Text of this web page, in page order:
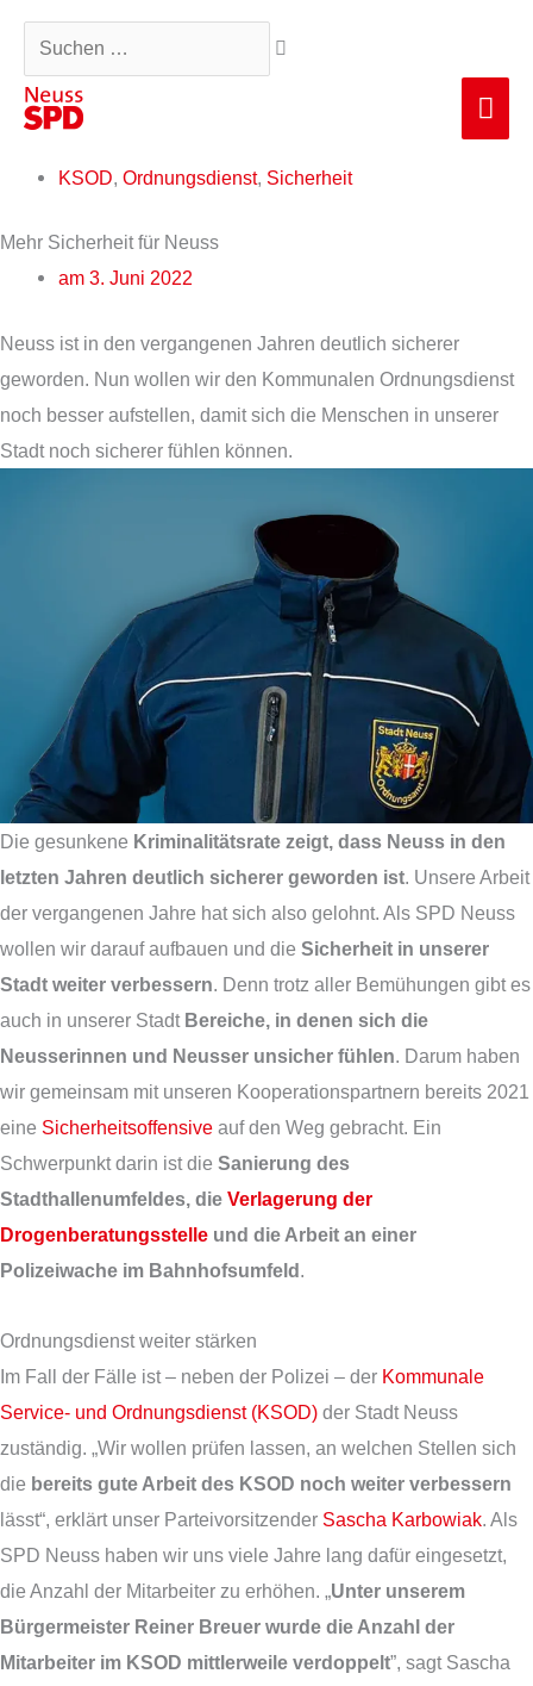
Zum
Inhalt
springen
Suchen …
KSOD ,Ordnungsdienst, Sicherheit
Mehr Sicherheit für Neuss
am 3. Juni 2022
Neuss ist in den vergangenen Jahren deutlich sicherer
geworden. Nun wollen wir den Kommunalen Ordnungsdienst
noch besser aufstellen, damit sich die Menschen in unserer
Stadt noch sicherer fühlen können.
Die gesunkene Kriminalitätsrate zeigt, dass Neuss in den
letzten Jahren deutlich sicherer geworden ist. Unsere Arbeit
der vergangenen Jahre hat sich also gelohnt. Als SPD Neuss
wollen wir darauf aufbauen und die Sicherheit in unserer
Stadt weiter verbessern. Denn trotz aller Bemühungen gibt es
auch in unserer Stadt Bereiche, in denen sich die
Neusserinnen und Neusser unsicher fühlen. Darum haben
wir gemeinsam mit unseren Kooperationspartnern bereits 2021
eine Sicherheitsoffensive auf den Weg gebracht. Ein
Schwerpunkt darin ist die Sanierung des
Stadthallenumfeldes, die Verlagerung der
Drogenberatungsstelle und die Arbeit an einer
Polizeiwache im Bahnhofsumfeld .
Ordnungsdienst weiter stärken
Im Fall der Fälle ist – neben der Polizei – der Kommunale
Service- und Ordnungsdienst (KSOD) der Stadt Neuss
zuständig. „Wir wollen prüfen lassen, an welchen Stellen sich
die bereits gute Arbeit des KSOD noch weiter verbessern
lässt“, erklärt unser Parteivorsitzender Sascha Karbowiak. Als
SPD Neuss haben wir uns viele Jahre lang dafür eingesetzt,
die Anzahl der Mitarbeiter zu erhöhen. „Unter unserem
Bürgermeister Reiner Breuer wurde die Anzahl der
Mitarbeiter im KSOD mittlerweile verdoppelt”, sagt Sascha